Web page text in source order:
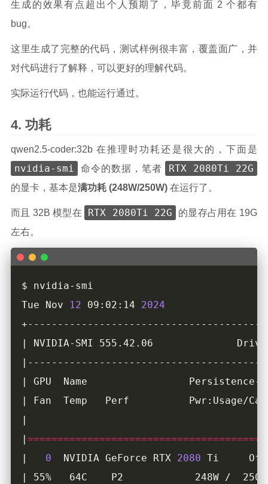
生成的效果有点超出个人预期了，毕竟前面 2 个都有
bug。
这里生成了完整的代码，测试样例很丰富，覆盖面广，并
对代码进行了解释，可以更好的理解代码。
实际运行代码，也能运行通过。
功耗
qwen2.5-coder:32b 在推理时功耗还是很大的，下面是
nvidia-smi 命令的数据，笔者 RTX 2080Ti 22G
的显卡，基本是满功耗 (248W/250W) 在运行了。
而且 32B 模型在 RTX 2080Ti 22G
的显存占用在 19G
左右。
Tue Nov
12 09:02:14 2024
|
| 0
  NVIDIA GeForce RTX
2080